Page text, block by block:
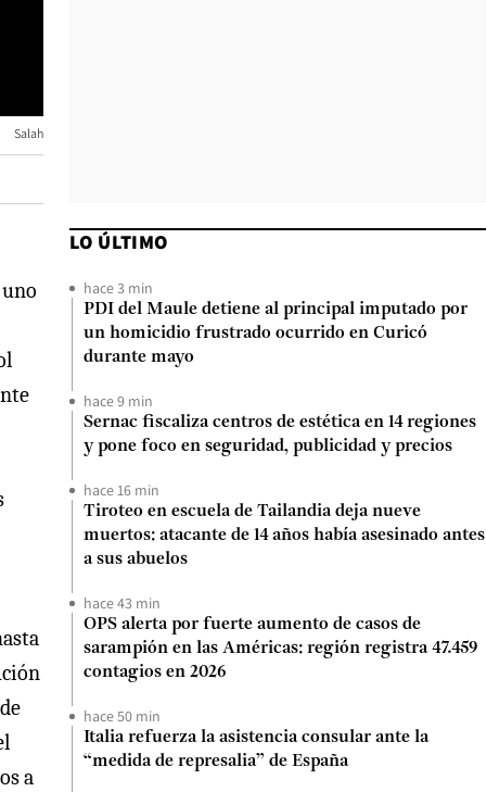
Salah
a
LO ÚLTIMO
hace 3 min
PDI del Maule detiene al principal imputado por
un homicidio frustrado ocurrido en Curicó
durante mayo
hace 9 min
Sernac fiscaliza centros de estética en 14 regiones
y pone foco en seguridad, publicidad y precios
hace 16 min
Tiroteo en escuela de Tailandia deja nueve
muertos: atacante de 14 años había asesinado antes
a sus abuelos
hace 43 min
OPS alerta por fuerte aumento de casos de
sarampión en las Américas: región registra 47.459
contagios en 2026
hace 50 min
Italia refuerza la asistencia consular ante la
“medida de represalia” de España